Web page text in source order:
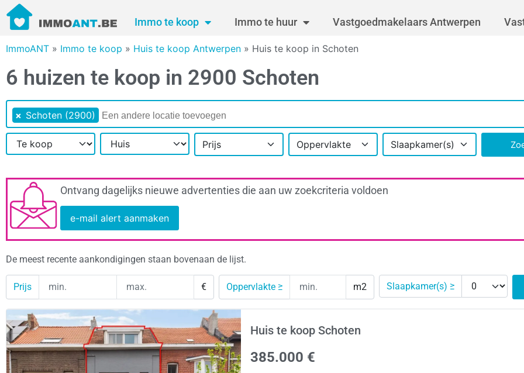
Immo te koop Immo te huur Vastgoedmakelaars Antwerpen
ImmoANT » Immo te koop » Huis te koop Antwerpen » Huis te koop in Schoten
6 huizen te koop in 2900 Schoten
× Schoten (2900)
Prijs Oppervlakte Slaapkamer(s)
Ontvang dagelijks nieuwe advertenties die aan uw zoekcriteria voldoen
e-mail alert aanmaken
De meest recente aankondigingen staan bovenaan de lijst.
Prijs € Oppervlakte ≥ m2 Slaapkamer(s) ≥
Huis te koop Schoten
385.000 €